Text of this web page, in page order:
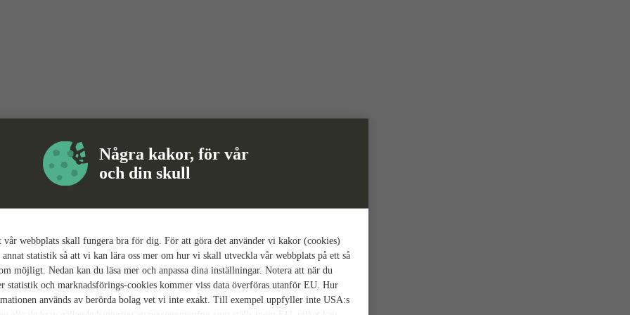
Några kakor, för vår
och din skull
webbplats skall fungera bra för dig. För att göra det använder vi kakor (cookies)
statistik så att vi kan lära oss mer om hur vi skall utveckla vår webbplats på ett så
möjligt. Nedan kan du läsa mer och anpassa dina inställningar. Notera att när du
statistik och marknadsförings-cookies kommer viss data överföras utanför EU. Hur
används av berörda bolag vet vi inte exakt. Till exempel uppfyller inte USA:s